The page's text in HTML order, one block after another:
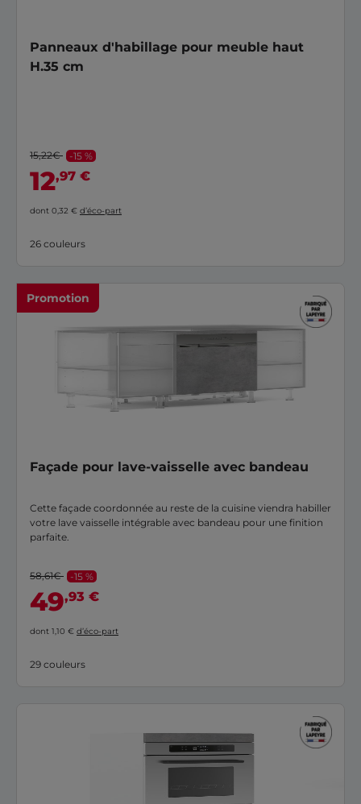
Panneaux d'habillage pour meuble haut
H.35 cm
15,22€ -15 %
12,97 €
dont 0,32 € d’éco-part
26 couleurs
Promotion
Façade pour lave-vaisselle avec bandeau
Cette façade coordonnée au reste de la cuisine viendra habiller
votre lave vaisselle intégrable avec bandeau pour une finition
parfaite.
58,61€ -15 %
49,93 €
dont 1,10 € d’éco-part
29 couleurs